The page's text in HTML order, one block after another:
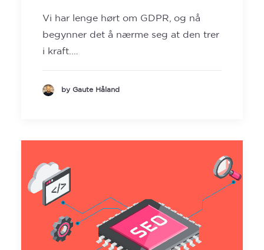
Vi har lenge hørt om GDPR, og nå
begynner det å nærme seg at den trer
i kraft.…
by Gaute Håland